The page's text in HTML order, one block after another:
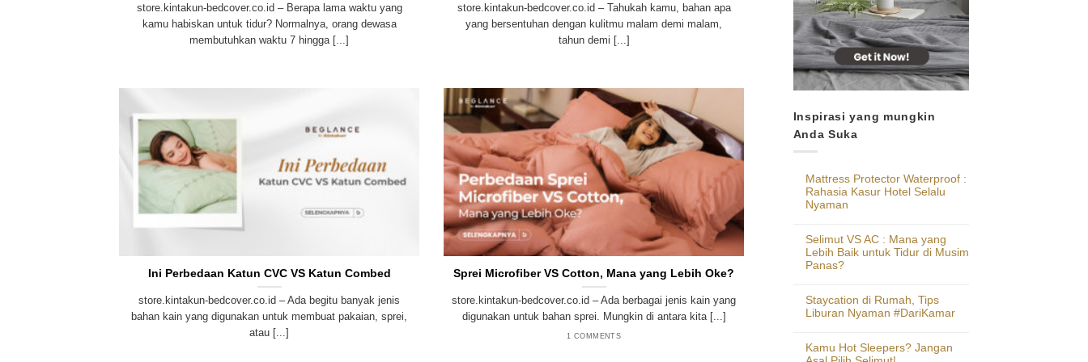
store.kintakun-bedcover.co.id – Berapa lama waktu yang
kamu habiskan untuk tidur? Normalnya, orang dewasa
membutuhkan waktu 7 hingga [...]
store.kintakun-bedcover.co.id – Tahukah kamu, bahan apa
yang bersentuhan dengan kulitmu malam demi malam,
tahun demi [...]
Ini Perbedaan Katun CVC VS Katun Combed
store.kintakun-bedcover.co.id – Ada begitu banyak jenis
bahan kain yang digunakan untuk membuat pakaian, sprei,
atau [...]
Sprei Microfiber VS Cotton, Mana yang Lebih Oke?
store.kintakun-bedcover.co.id – Ada berbagai jenis kain yang
digunakan untuk bahan sprei. Mungkin di antara kita [...]
1 COMMENTS
Inspirasi yang mungkin
Anda Suka
Mattress Protector Waterproof :
Rahasia Kasur Hotel Selalu
Nyaman
Selimut VS AC : Mana yang
Lebih Baik untuk Tidur di Musim
Panas?
Staycation di Rumah, Tips
Liburan Nyaman #DariKamar
Kamu Hot Sleepers? Jangan